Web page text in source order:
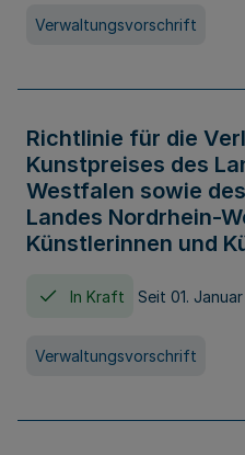
Verwaltungsvorschrift
Richtlinie für die
Kunstpreises des
Westfalen sowie
Landes Nordrhein-
Künstlerinnen und
In Kraft Seit 01.
Verwaltungsvorschrift